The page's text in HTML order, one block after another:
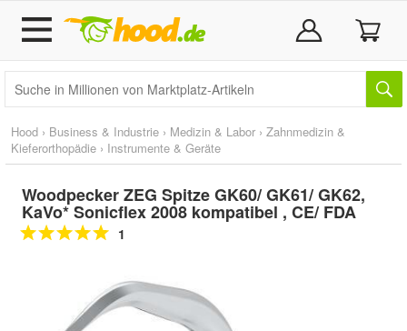
Hood › Business & Industrie › Medizin & Labor › Zahnmedizin &
Kieferorthopädie › Instrumente & Geräte
Woodpecker ZEG Spitze GK60/ GK61/ GK62,
KaVo* Sonicflex 2008 kompatibel , CE/ FDA
1